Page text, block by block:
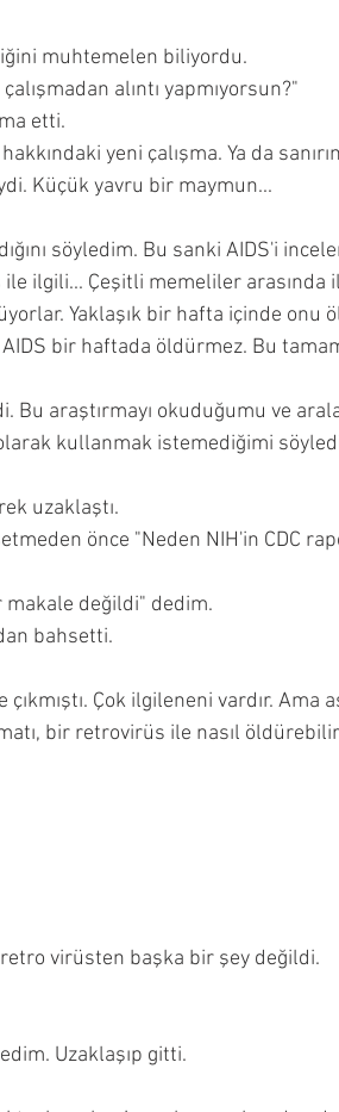
muhtemelen biliyordu.
alıntı yapmıyorsun?"
etti.
yeni çalışma. Ya da
Küçük yavru bir maymun...
söyledim. Bu sanki AIDS'i
ilgili... Çeşitli memeliler arasında
Yaklaşık bir hafta içinde onu
bir haftada öldürmez. Bu
Bu araştırmayı okuduğumu ve
kullanmak istemediğimi
uzaklaştı.
önce "Neden NIH'in CDC
makale değildi" dedim.
bahsetti.
Çok ilgileneni vardır. Ama
bir retrovirüs ile nasıl
virüsten başka bir şey değildi.
Uzaklaşıp gitti.